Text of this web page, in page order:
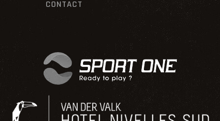
CONTACT